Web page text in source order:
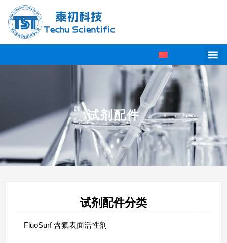
试剂配件
试剂配件分类
FluoSurf 含氟表面活性剂